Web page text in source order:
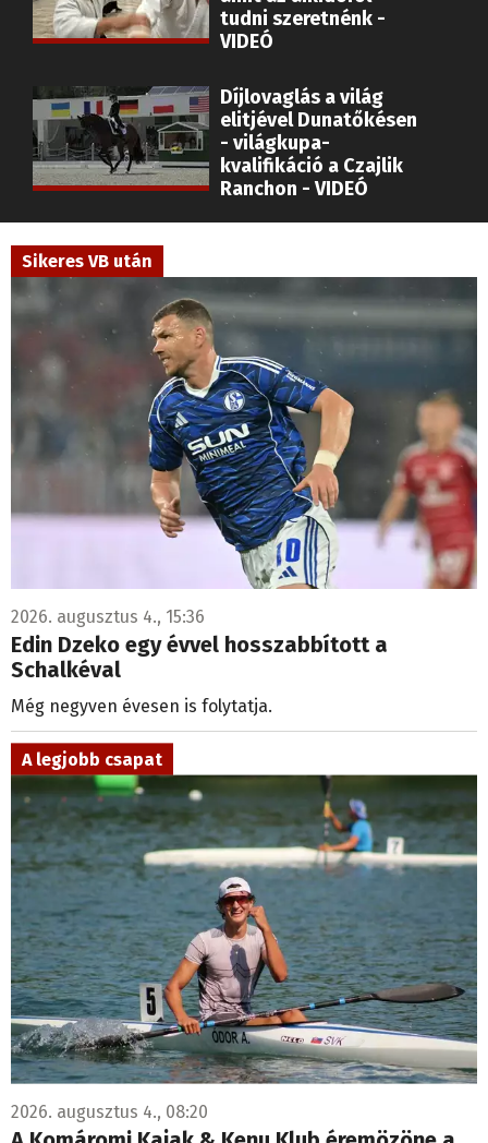
tudni szeretnénk -
VIDEÓ
Díjlovaglás a világ
elitjével Dunatőkésen
- világkupa-
kvalifikáció a Czajlik
Ranchon - VIDEÓ
Sikeres VB után
2026. augusztus 4., 15:36
Edin Dzeko egy évvel hosszabbított a
Schalkéval
Még negyven évesen is folytatja.
A legjobb csapat
2026. augusztus 4., 08:20